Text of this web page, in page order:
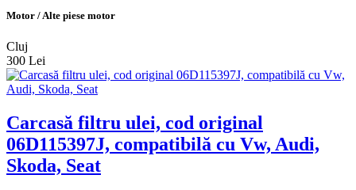
Motor / Alte piese motor
Cluj
300 Lei
Carcasă filtru ulei, cod original
06D115397J, compatibilă cu Vw, Audi,
Skoda, Seat